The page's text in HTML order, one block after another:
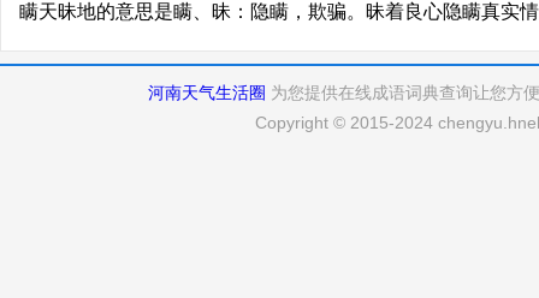
瞒天昧地的意思是瞒、昧：隐瞒，欺骗。昧着良心隐瞒真实
河南天气生活圈 为您提供在线成语词典查询让您方
Copyright © 2015-2024